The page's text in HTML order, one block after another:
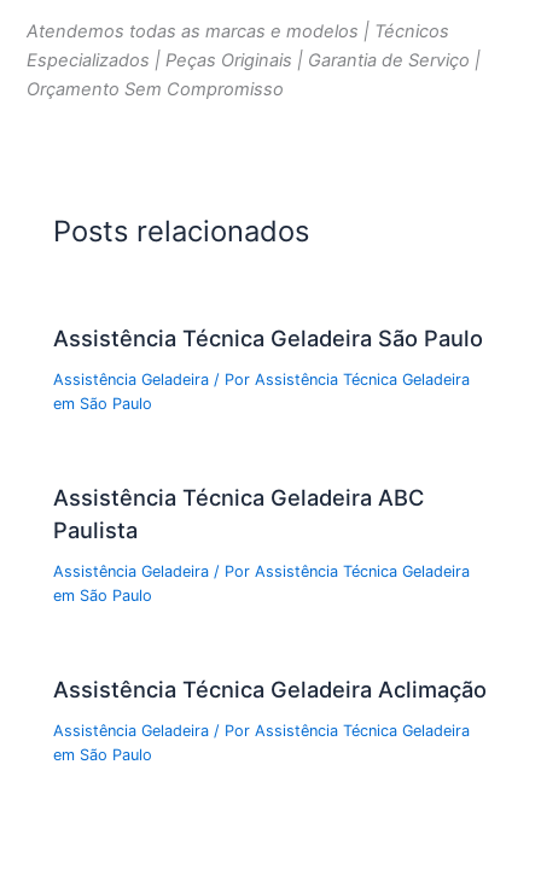
Atendemos todas as marcas e modelos | Técnicos
Especializados | Peças Originais | Garantia de Serviço |
Orçamento Sem Compromisso
Posts relacionados
Assistência Técnica Geladeira São Paulo
Assistência Geladeira / PorAssistência Técnica Geladeira
em São Paulo
Assistência Técnica Geladeira ABC
Paulista
Assistência Geladeira / PorAssistência Técnica Geladeira
em São Paulo
Assistência Técnica Geladeira Aclimação
Assistência Geladeira / PorAssistência Técnica Geladeira
em São Paulo